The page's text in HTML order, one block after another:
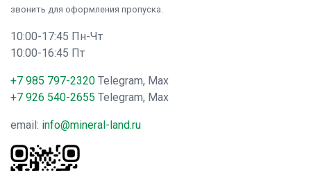
звонить для оформления пропуска.
10:00-17:45 Пн-Чт
10:00-16:45 Пт
+7 985 797-2320 Telegram, Max
+7 926 540-2655 Telegram, Max
email: info@mineral-land.ru